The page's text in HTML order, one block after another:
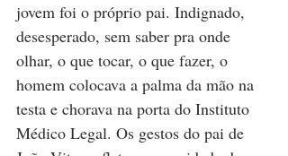
jovem foi o próprio pai. Indignado,
desesperado, sem saber pra onde
olhar, o que tocar, o que fazer, o
homem colocava a palma da mão na
testa e chorava na porta do Instituto
Médico Legal. Os gestos do pai de